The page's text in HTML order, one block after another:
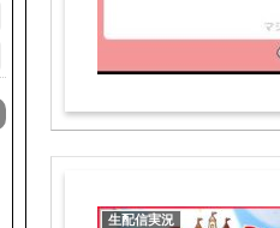
生配信実況